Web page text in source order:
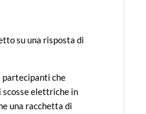
su una risposta di
partecipanti che
scosse elettriche in
una racchetta di